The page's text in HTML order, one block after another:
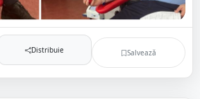
Distribuie Salvează